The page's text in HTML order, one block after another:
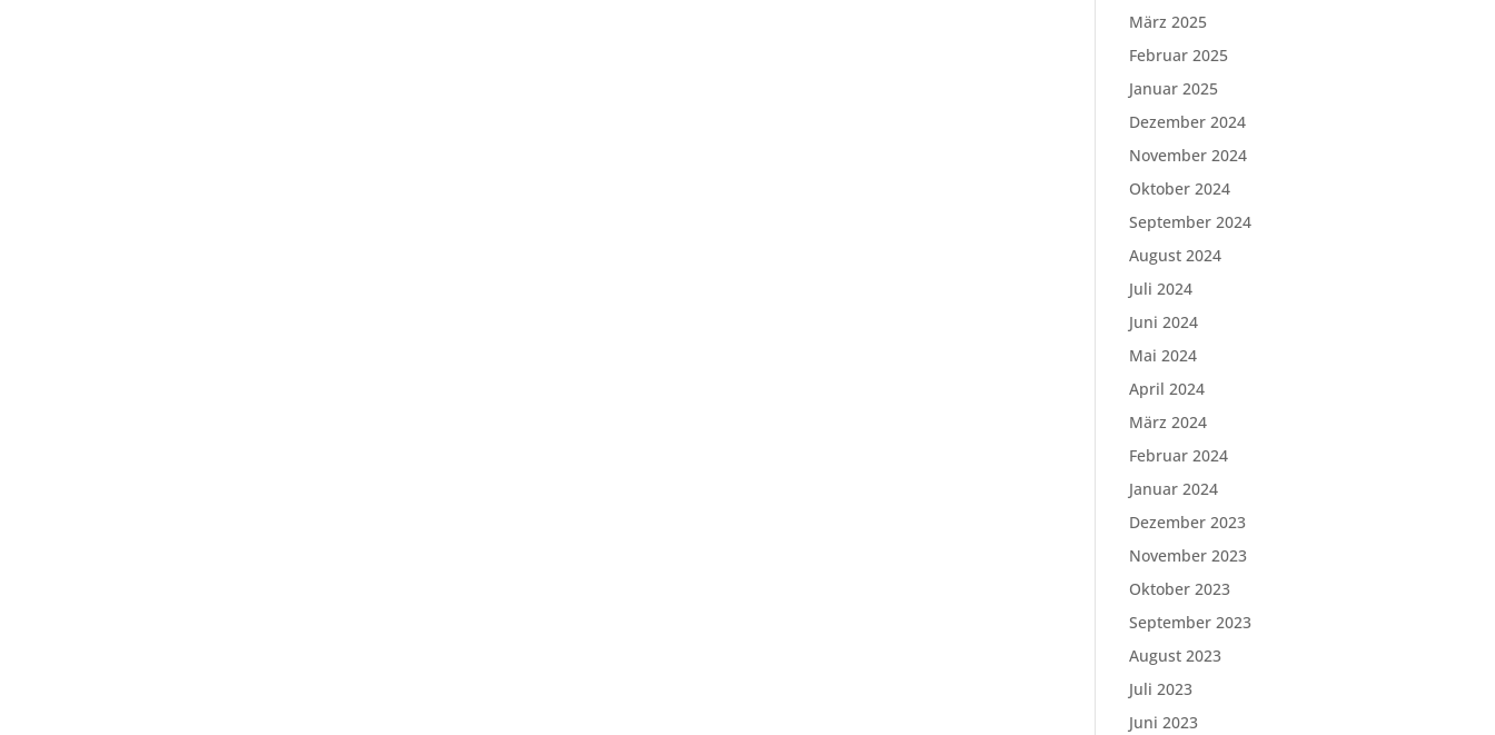
März 2025
Februar 2025
Januar 2025
Dezember 2024
November 2024
Oktober 2024
September 2024
August 2024
Juli 2024
Juni 2024
Mai 2024
April 2024
März 2024
Februar 2024
Januar 2024
Dezember 2023
November 2023
Oktober 2023
September 2023
August 2023
Juli 2023
Juni 2023